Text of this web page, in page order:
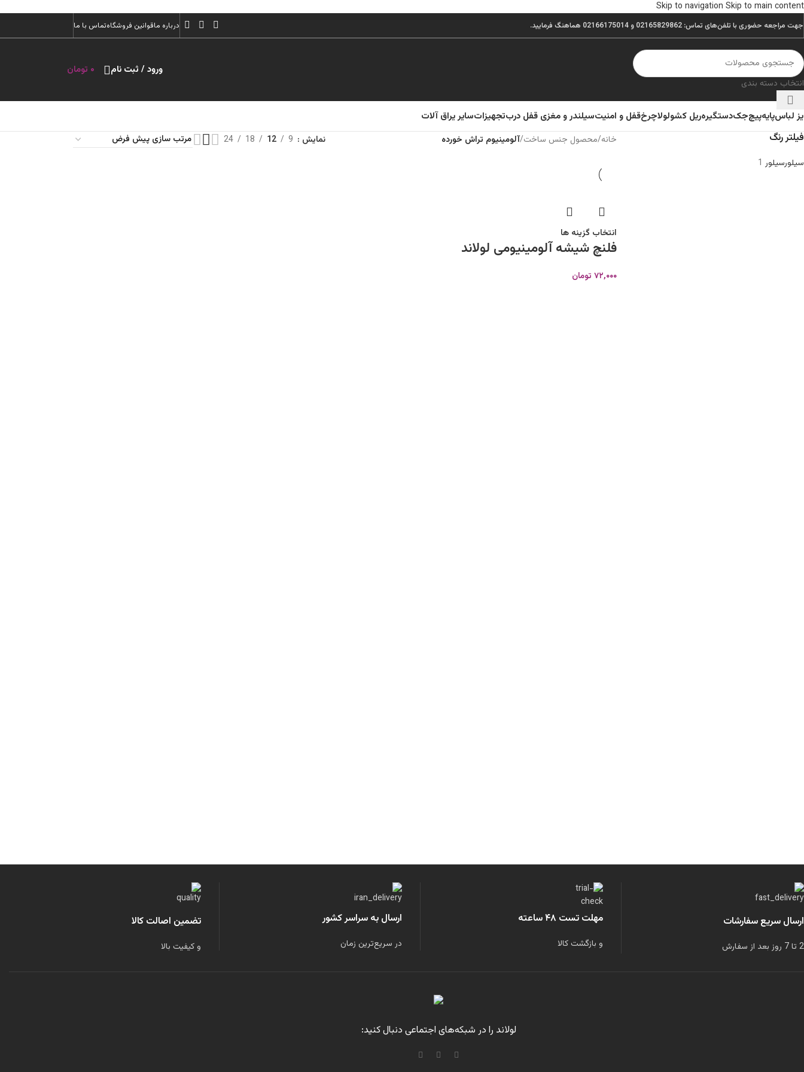
Skip to navigation Skip to main content
جهت مراجعه حضوری با تلفن‌های تماس: 02165829862 و 02166175014 هماهنگ فرمایید. درباره ماقوانین فروشگاهتماس با ما
انتخاب دسته بندی
ورود / ثبت نام ۰ تومان
لباسپایهپیچجکدستگیرهریل کشولولاچرخقفل و امنیتسیلندر و مغزی قفل دربتجهیزاتسایر یراق آلات
فیلتر رنگ
سیلورسیلور 1
خانه/محصول جنس ساخت/آلومینیوم تراش خورده نمایش 9
12
18
24
انتخاب گزینه ها
فلنچ شیشه آلومینیومی لولاند
۷۲,۰۰۰ تومان
ارسال سریع سفارشات
2 تا 7 روز بعد از سفارش
مهلت تست ۴۸ ساعته
و بازگشت کالا
ارسال به سراسر کشور
در سریع‌ترین زمان
تضمین اصالت کالا
و کیفیت بالا
لولاند را در شبکه‌های اجتماعی دنبال کنید: